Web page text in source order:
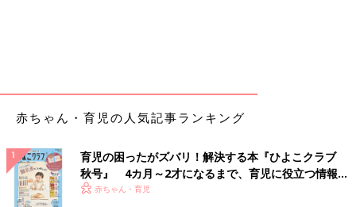
赤ちゃん・育児の人気記事ランキング
育児の困ったがズバリ！解決する本『ひよこクラブ
秋号』 4カ月～2才になるまで、育児に役立つ情報が
いっぱい！
赤ちゃん・育児